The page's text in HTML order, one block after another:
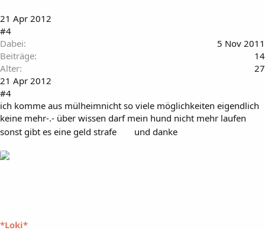
21 Apr 2012
#4
Dabei
5 Nov 2011
Beiträge
14
Alter
27
21 Apr 2012
#4
ich komme aus mülheimnicht so viele möglichkeiten eigendlich
keine mehr-.- über wissen darf mein hund nicht mehr laufen
sonst gibt es eine geld strafe
und danke
*Loki*